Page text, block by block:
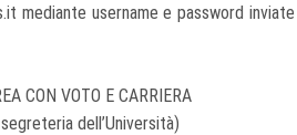
mediante username e password inviate
CON VOTO E CARRIERA
dell’Università)